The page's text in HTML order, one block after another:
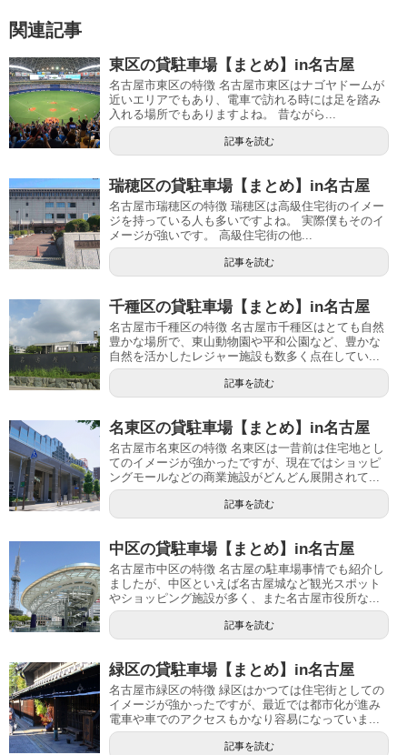
関連記事
東区の貸駐車場【まとめ】in名古屋
名古屋市東区の特徴 名古屋市東区はナゴヤドームが
近いエリアでもあり、電車で訪れる時には足を踏み
入れる場所でもありますよね。 昔ながら...
記事を読む
瑞穂区の貸駐車場【まとめ】in名古屋
名古屋市瑞穂区の特徴 瑞穂区は高級住宅街のイメー
ジを持っている人も多いですよね。 実際僕もそのイ
メージが強いです。 高級住宅街の他...
記事を読む
千種区の貸駐車場【まとめ】in名古屋
名古屋市千種区の特徴 名古屋市千種区はとても自然
豊かな場所で、東山動物園や平和公園など、豊かな
自然を活かしたレジャー施設も数多く点在してい...
記事を読む
名東区の貸駐車場【まとめ】in名古屋
名古屋市名東区の特徴 名東区は一昔前は住宅地とし
てのイメージが強かったですが、現在ではショッピ
ングモールなどの商業施設がどんどん展開されて...
記事を読む
中区の貸駐車場【まとめ】in名古屋
名古屋市中区の特徴 名古屋の駐車場事情でも紹介し
ましたが、中区といえば名古屋城など観光スポット
やショッピング施設が多く、また名古屋市役所な...
記事を読む
緑区の貸駐車場【まとめ】in名古屋
名古屋市緑区の特徴 緑区はかつては住宅街としての
イメージが強かったですが、最近では都市化が進み
電車や車でのアクセスもかなり容易になっていま...
記事を読む